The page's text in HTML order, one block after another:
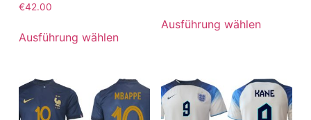
€42.00
Ausführung wählen
Ausführung wählen